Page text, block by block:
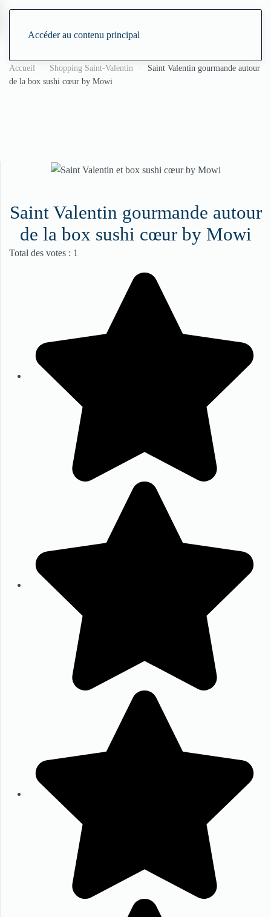
Accéder au contenu principal
Accueil Shopping Saint-Valentin
Saint Valentin gourmande autour
de la box sushi cœur by Mowi
Saint Valentin gourmande autour
de la box sushi cœur by Mowi
Vote utilisateur: 5/
Total des votes : 1